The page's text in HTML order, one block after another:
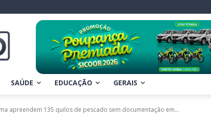
SAÚDE EDUCAÇÃO GERAIS
apreendem 135 quilos de pescado sem documentação em...